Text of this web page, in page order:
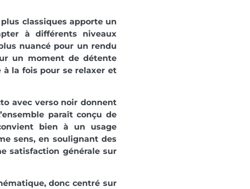
classiques apporte un
à différents niveaux
nuancé pour un rendu
un moment de détente
à la fois pour se relaxer et
avec verso noir donnent
paraît conçu de
bien à un usage
sens, en soulignant des
satisfaction générale sur
donc centré sur